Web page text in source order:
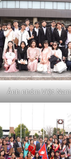
Ảnh nhóm Việt Nam